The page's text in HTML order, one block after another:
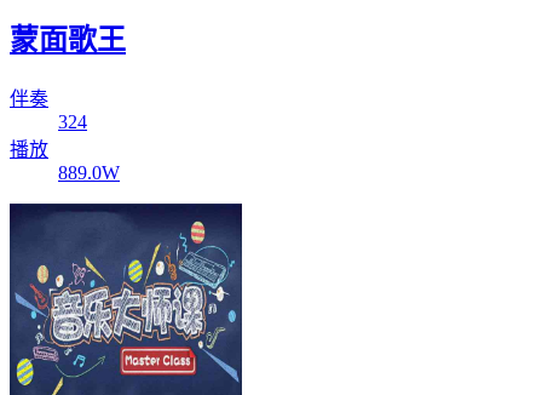
蒙面歌王
伴奏
324
播放
889.0W